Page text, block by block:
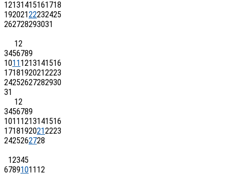
12131415161718
19202122232425
262728293031
12
3456789
1011 1213141516
17181920212223
24252627282930
31
12
3456789
1011 1213141516
17181920212223
2425262728
12345
67891011 12